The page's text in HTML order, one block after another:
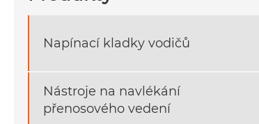
Napínací kladky vodičů
Nástroje na navlékání
přenosového vedení